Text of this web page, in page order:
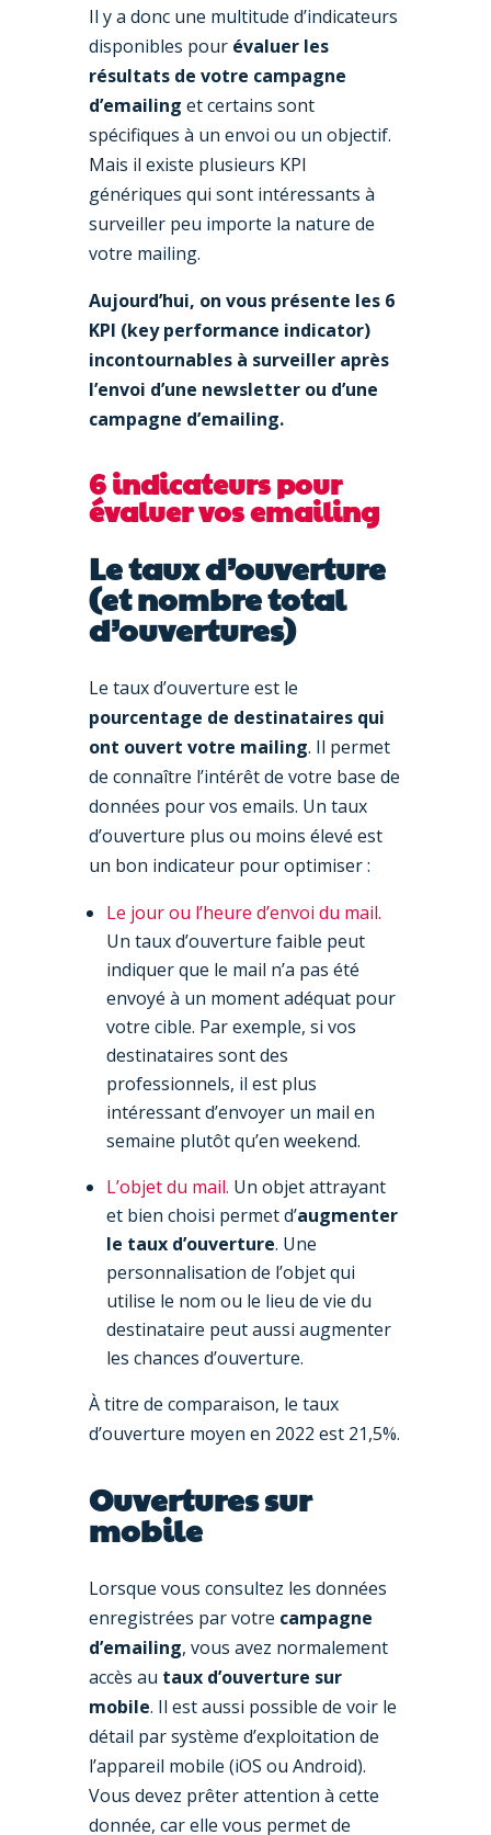
Il y a donc une multitude d’indicateurs
disponibles pour évaluer les
résultats de votre campagne
d’emailing et certains sont
spécifiques à un envoi ou un objectif.
Mais il existe plusieurs KPI
génériques qui sont intéressants à
surveiller peu importe la nature de
votre mailing.
Aujourd’hui, on vous présente les 6
KPI (key performance indicator)
incontournables à surveiller après
l’envoi d’une newsletter ou d’une
campagne d’emailing.
6 indicateurs pour
évaluer vos emailing
Le taux d’ouverture
(et nombre total
d’ouvertures)
Le taux d’ouverture est le
pourcentage de destinataires qui
ont ouvert votre mailing. Il permet
de connaître l’intérêt de votre base de
données pour vos emails. Un taux
d’ouverture plus ou moins élevé est
un bon indicateur pour optimiser :
Le jour ou l’heure d’envoi du mail.
Un taux d’ouverture faible peut
indiquer que le mail n’a pas été
envoyé à un moment adéquat pour
votre cible. Par exemple, si vos
destinataires sont des
professionnels, il est plus
intéressant d’envoyer un mail en
semaine plutôt qu’en weekend.
L’objet du mail. Un objet attrayant
et bien choisi permet d’augmenter
le taux d’ouverture. Une
personnalisation de l’objet qui
utilise le nom ou le lieu de vie du
destinataire peut aussi augmenter
les chances d’ouverture.
À titre de comparaison, le taux
d’ouverture moyen en 2022 est 21,5%.
Ouvertures sur
mobile
Lorsque vous consultez les données
enregistrées par votre campagne
d’emailing, vous avez normalement
accès au taux d’ouverture sur
mobile. Il est aussi possible de voir le
détail par système d’exploitation de
l’appareil mobile (iOS ou Android).
Vous devez prêter attention à cette
donnée, car elle vous permet de